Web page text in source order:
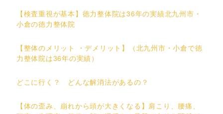
【検査重視が基本】徳力整体院は36年の実績北九州市・
小倉の徳力整体院
【整体のメリット ・デメリット】（北九州市・小倉で徳
力整体院は36年の実績）
どこに行く？ どんな解消法があるの？
【体の歪み、崩れから頭が大きくなる】肩こり、腰痛、